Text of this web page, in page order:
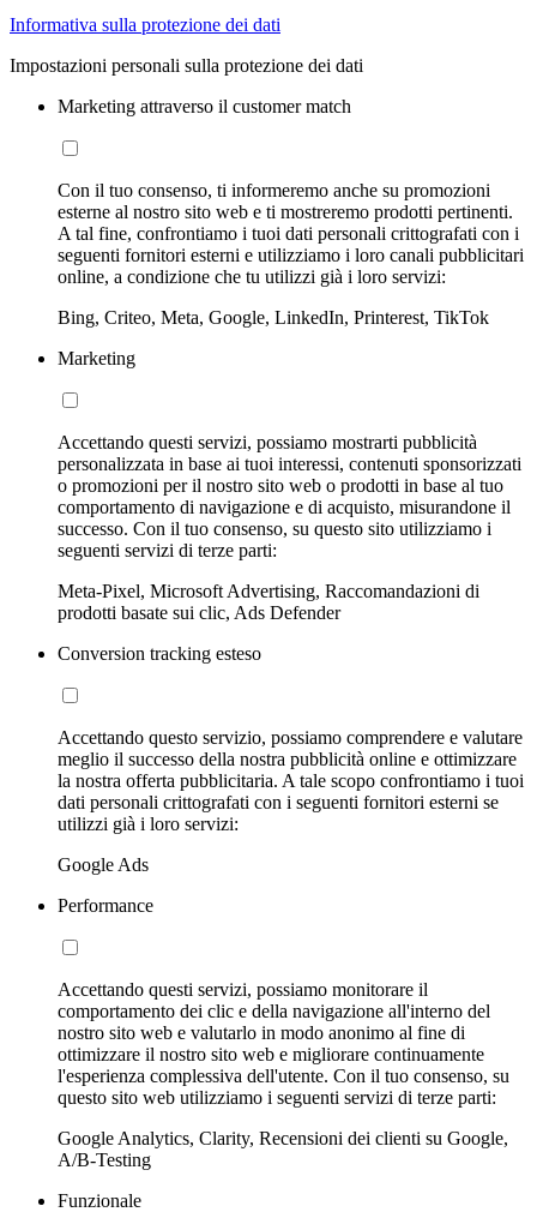
Informativa sulla protezione dei dati
Impostazioni personali sulla protezione dei dati
Marketing attraverso il customer match
Con il tuo consenso, ti informeremo anche su promozioni
esterne al nostro sito web e ti mostreremo prodotti pertinenti.
A tal fine, confrontiamo i tuoi dati personali crittografati con i
seguenti fornitori esterni e utilizziamo i loro canali pubblicitari
online, a condizione che tu utilizzi già i loro servizi:
Bing, Criteo, Meta, Google, LinkedIn, Printerest, TikTok
Marketing
Accettando questi servizi, possiamo mostrarti pubblicità
personalizzata in base ai tuoi interessi, contenuti sponsorizzati
o promozioni per il nostro sito web o prodotti in base al tuo
comportamento di navigazione e di acquisto, misurandone il
successo. Con il tuo consenso, su questo sito utilizziamo i
seguenti servizi di terze parti:
Meta-Pixel, Microsoft Advertising, Raccomandazioni di
prodotti basate sui clic, Ads Defender
Conversion tracking esteso
Accettando questo servizio, possiamo comprendere e valutare
meglio il successo della nostra pubblicità online e ottimizzare
la nostra offerta pubblicitaria. A tale scopo confrontiamo i tuoi
dati personali crittografati con i seguenti fornitori esterni se
utilizzi già i loro servizi:
Google Ads
Performance
Accettando questi servizi, possiamo monitorare il
comportamento dei clic e della navigazione all'interno del
nostro sito web e valutarlo in modo anonimo al fine di
ottimizzare il nostro sito web e migliorare continuamente
l'esperienza complessiva dell'utente. Con il tuo consenso, su
questo sito web utilizziamo i seguenti servizi di terze parti:
Google Analytics, Clarity, Recensioni dei clienti su Google,
A/B-Testing
Funzionale